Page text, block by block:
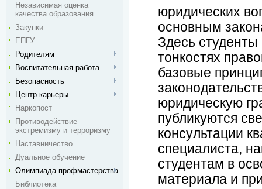
Независимая оценка
качества образования
Закупки
ЕПГУ
Родителям
Воспитательная работа
Безопасность
Центр карьеры
Наркопост
Противодействие
экстремизму и терроризму
Наставничество
Дуальное обучение
Олимпиада профмастерства
Библиотека
юридических
основным
Здесь студенты
тонкостях
базовые
юридическую
публикуются
консультации
специалиста,
студентам в
материала и